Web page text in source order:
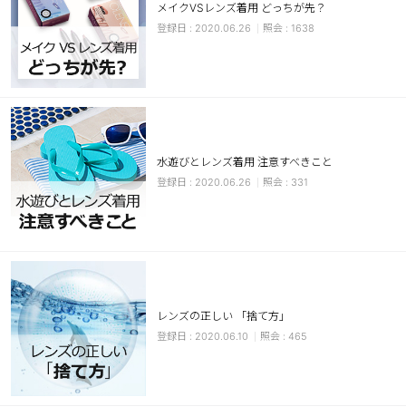
メイクVSレンズ着用 どっちが先？
2020.06.26 1638
水遊びとレンズ着用 注意すべきこと
2020.06.26 331
レンズの正しい 「捨て方」
2020.06.10 465